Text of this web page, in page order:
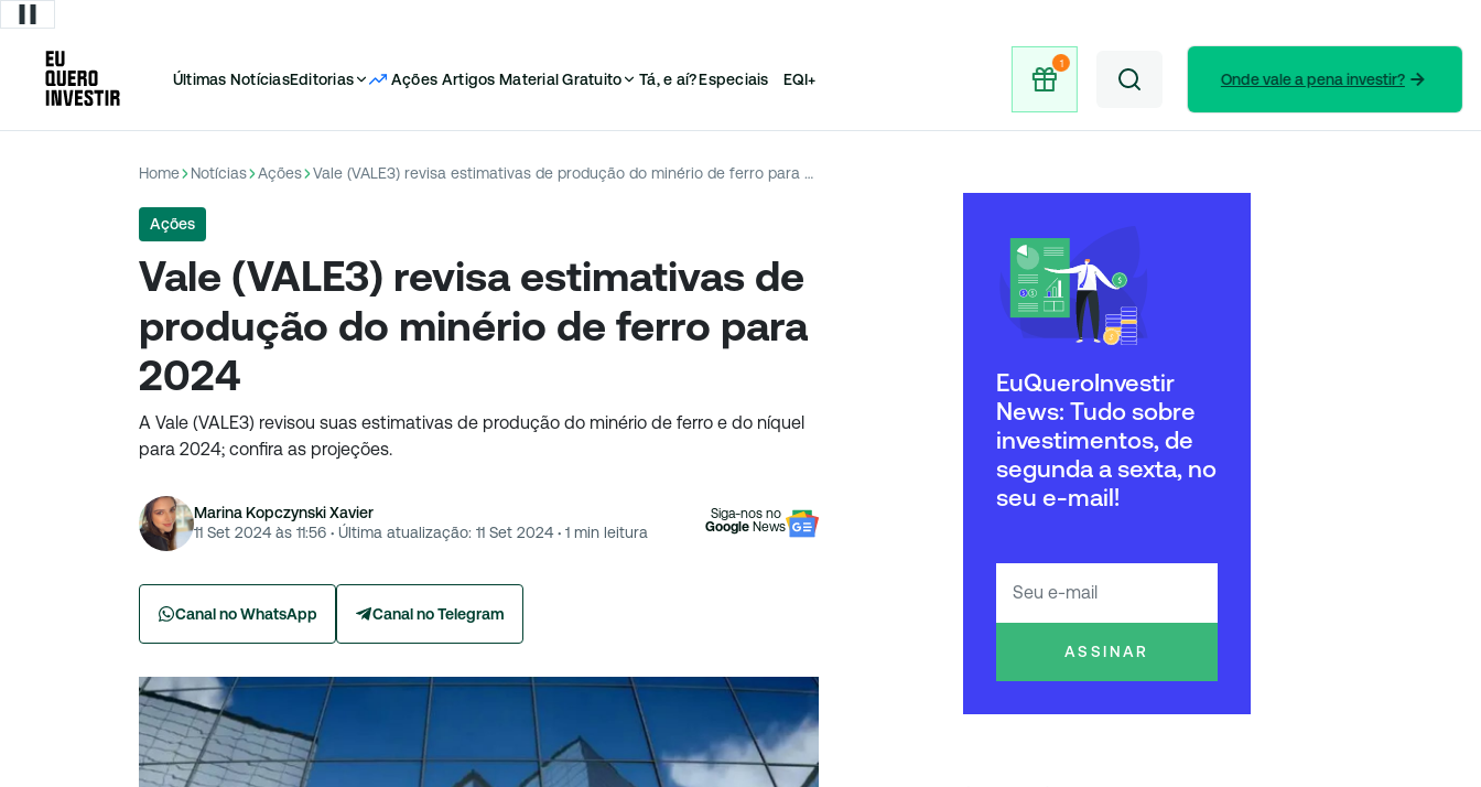
Últimas NotíciasEditorias Ações Artigos Material Gratuito Tá, e aí?Especiais EQI+ Onde vale a pena investir?
Home Notícias Ações Vale (VALE3) revisa estimativas de produção do minério de ferro para 2024
Ações
Vale (VALE3) revisa estimativas de
produção do minério de ferro para
2024
A Vale (VALE3) revisou suas estimativas de produção do minério de ferro e do níquel
para 2024; confira as projeções.
Marina Kopczynski Xavier
11 Set 2024 às 11:56 · Última atualização: 11 Set 2024 · 1 min leitura
Siga-nos no
Google News
Canal no WhatsApp Canal no Telegram
EuQueroInvestir
News: Tudo sobre
investimentos, de
segunda a sexta, no
seu e-mail!
ASSINAR